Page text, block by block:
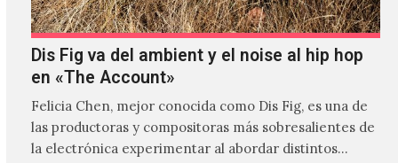
Dis Fig va del ambient y el noise al hip hop
en «The Account»
Felicia Chen, mejor conocida como Dis Fig, es una de
las productoras y compositoras más sobresalientes de
la electrónica experimentar al abordar distintos